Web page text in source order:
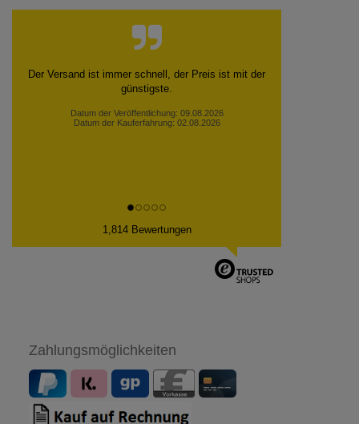
Super Produkt. Sehr empfehlenswert.
Datum der Kauferfahrung: 01.08.2026
1,814 Bewertungen
Zahlungsmöglichkeiten